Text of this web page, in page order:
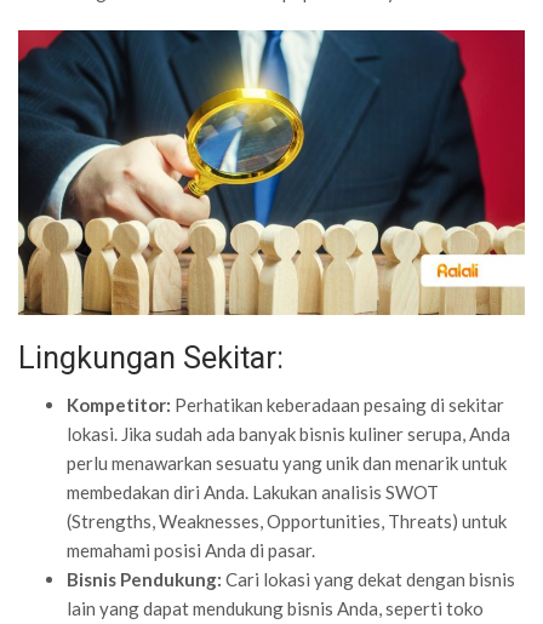
Lingkungan Sekitar:
Kompetitor: Perhatikan keberadaan pesaing di sekitar
lokasi. Jika sudah ada banyak bisnis kuliner serupa, Anda
perlu menawarkan sesuatu yang unik dan menarik untuk
membedakan diri Anda. Lakukan analisis SWOT
(Strengths, Weaknesses, Opportunities, Threats) untuk
memahami posisi Anda di pasar.
Bisnis Pendukung: Cari lokasi yang dekat dengan bisnis
lain yang dapat mendukung bisnis Anda, seperti toko